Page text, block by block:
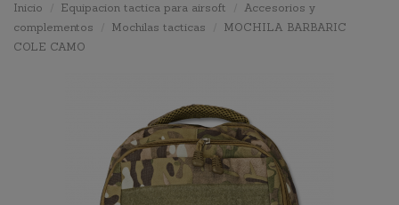
Inicio Equipacion tactica para airsoft
Accesorios y
complementos
Mochilas tacticas
MOCHILA BARBARIC
COLE CAMO